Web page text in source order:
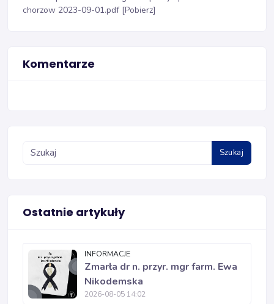
chorzow 2023-09-01.pdf [Pobierz]
Komentarze
Szukaj
Ostatnie artykuły
INFORMACJE
Zmarła dr n. przyr. mgr farm. Ewa
Nikodemska
2026-08-05 14:02